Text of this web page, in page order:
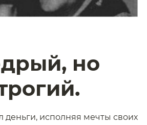
но
деньги, исполняя мечты своих